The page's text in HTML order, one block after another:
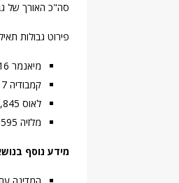
סה"כ האורך של
פירוט גבולות
מיאנמר 2,416 ק"מ.
קמבודיה 817 ק"מ.
לאוס 1,845 ק"מ.
מלזיה 595 ק"מ.
מידע נוסף